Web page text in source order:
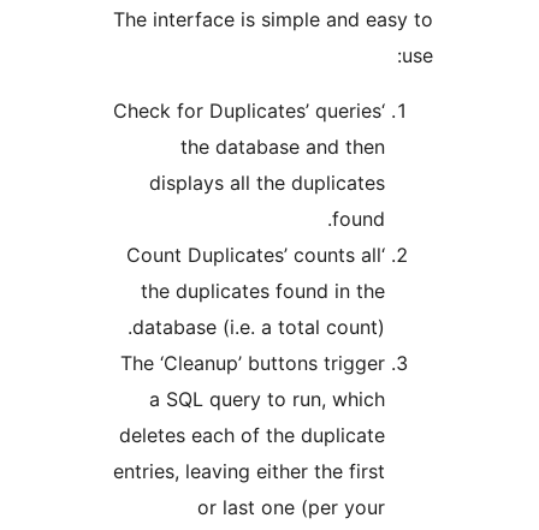
The interface is simple and
‘Check for Duplicates’ queries
the database and then
displays all the duplicates
‘Count Duplicates’ counts all
the duplicates found in the
database (i.e. a total count).
The ‘Cleanup’ buttons trigger
a SQL query to run, which
deletes each of the duplicate
entries, leaving either the first
or last one (per your